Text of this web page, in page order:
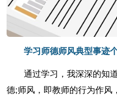
学习师德师风典型事迹
通过学习，我深深的知
德;师风，即教师的行为作风